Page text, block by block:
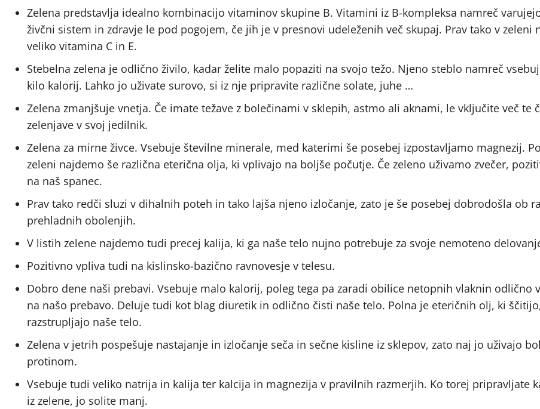
Zelena predstavlja idealno kombinacijo vitaminov skupine B. Vitamini iz B-kompleksa namreč
živčni sistem in zdravje le pod pogojem, če jih je v presnovi udeleženih več skupaj. Prav tako v zeleni
veliko vitamina C in E.
Stebelna zelena je odlično živilo, kadar želite malo popaziti na svojo težo. Njeno steblo namreč
kilo kalorij. Lahko jo uživate surovo, si iz nje pripravite različne solate, juhe …
Zelena zmanjšuje vnetja. Če imate težave z bolečinami v sklepih, astmo ali aknami, le vključite več te
zelenjave v svoj jedilnik.
Zelena za mirne živce. Vsebuje številne minerale, med katerimi še posebej izpostavljamo magnezij.
zeleni najdemo še različna eterična olja, ki vplivajo na boljše počutje. Če zeleno uživamo zvečer,
na naš spanec.
Prav tako redči sluzi v dihalnih poteh in tako lajša njeno izločanje, zato je še posebej dobrodošla ob
prehladnih obolenjih.
V listih zelene najdemo tudi precej kalija, ki ga naše telo nujno potrebuje za svoje nemoteno
Pozitivno vpliva tudi na kislinsko-bazično ravnovesje v telesu.
Dobro dene naši prebavi. Vsebuje malo kalorij, poleg tega pa zaradi obilice netopnih vlaknin odlično
na našo prebavo. Deluje tudi kot blag diuretik in odlično čisti naše telo. Polna je eteričnih olj, ki
razstrupljajo naše telo.
Zelena v jetrih pospešuje nastajanje in izločanje seča in sečne kisline iz sklepov, zato naj jo uživajo
protinom.
Vsebuje tudi veliko natrija in kalija ter kalcija in magnezija v pravilnih razmerjih. Ko torej pripravljate
iz zelene, jo solite manj.